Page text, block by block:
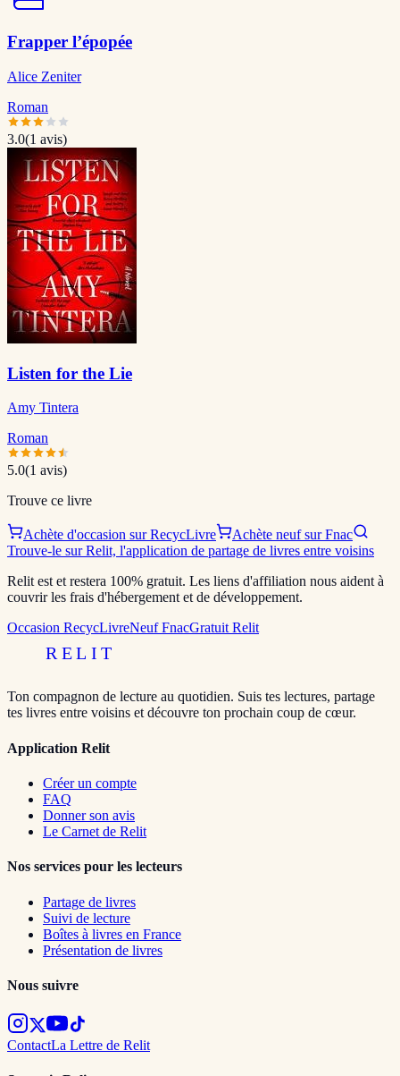
Frapper l’épopée
Alice Zeniter
Roman
3.0(1 avis)
Listen for the Lie
Amy Tintera
Roman
5.0(1 avis)
Trouve ce livre
Achète d'occasion sur RecycLivre
Achète neuf sur Fnac
Trouve-le sur Relit, l'application de partage de livres entre voisins
Relit est et restera 100% gratuit. Les liens d'affiliation nous aident à
couvrir les frais d'hébergement et de développement.
Occasion RecycLivreNeuf FnacGratuit Relit
RELIT
Ton compagnon de lecture au quotidien. Suis tes lectures, partage
tes livres entre voisins et découvre ton prochain coup de cœur.
Application Relit
Créer un compte
FAQ
Donner son avis
Le Carnet de Relit
Nos services pour les lecteurs
Partage de livres
Suivi de lecture
Boîtes à livres en France
Présentation de livres
Nous suivre
ContactLa Lettre de Relit